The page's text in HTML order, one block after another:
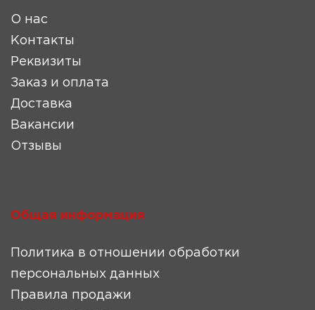
О нас
Контакты
Реквизиты
Заказ и оплата
Доставка
Вакансии
Отзывы
Общая информация
Политика в отношении обработки
персональных данных
Правила продажи